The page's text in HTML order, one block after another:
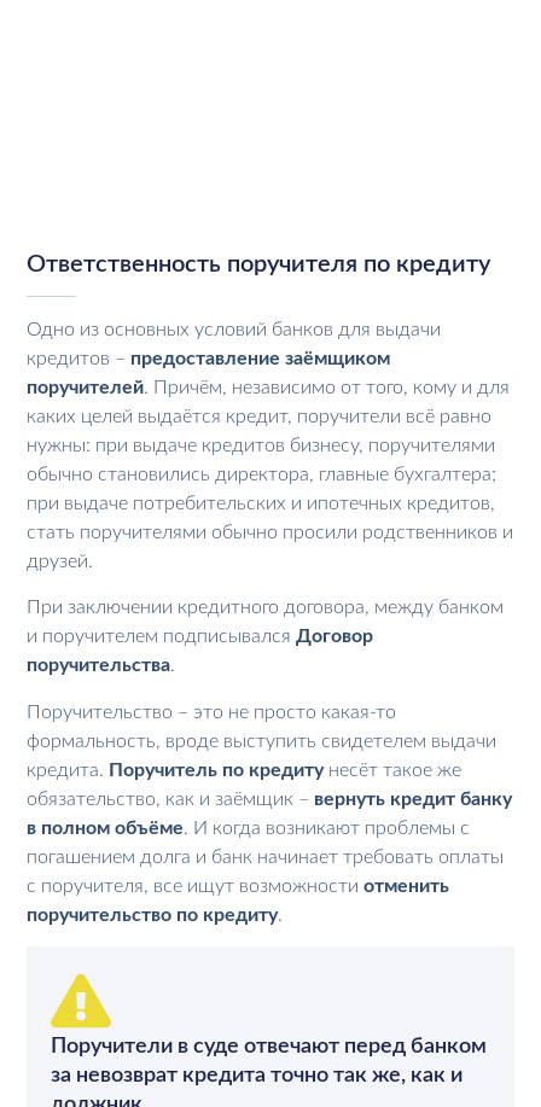
Ответственность поручителя по кредиту
Одно из основных условий банков для выдачи
кредитов – предоставление заёмщиком
поручителей. Причём, независимо от того, кому и для
каких целей выдаётся кредит, поручители всё равно
нужны: при выдаче кредитов бизнесу, поручителями
обычно становились директора, главные бухгалтера;
при выдаче потребительских и ипотечных кредитов,
стать поручителями обычно просили родственников и
друзей.
При заключении кредитного договора, между банком
и поручителем подписывалсяДоговор
поручительства.
Поручительство – это не просто какая-то
формальность, вроде выступить свидетелем выдачи
кредита. Поручитель по кредитунесёт такое же
обязательство, как и заёмщик – вернуть кредит банку
в полном объёме. И когда возникают проблемы с
погашением долга и банк начинает требовать оплаты
с поручителя, все ищут возможностиотменить
поручительство по кредиту.
Поручители в суде отвечают перед банком
за невозврат кредита точно так же, как и